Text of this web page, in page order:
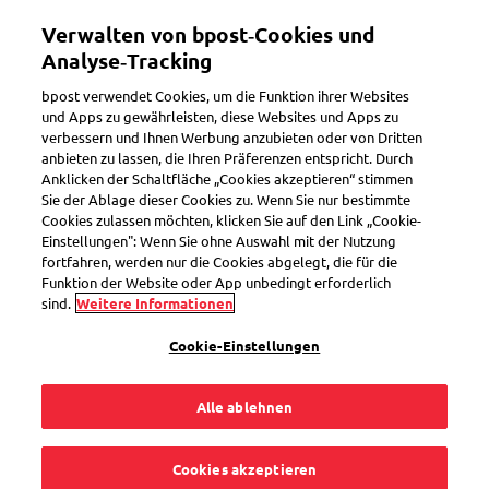
Mein Konto
Suchen
Terug
Briefmarken Belgien
Filter ansehen
Sorteren op
Verwalten von bpost‑Cookies und
Analyse‑Tracking
bpost verwendet Cookies, um die Funktion ihrer Websites
und Apps zu gewährleisten, diese Websites und Apps zu
verbessern und Ihnen Werbung anzubieten oder von Dritten
anbieten zu lassen, die Ihren Präferenzen entspricht. Durch
Anklicken der Schaltfläche „Cookies akzeptieren“ stimmen
Sie der Ablage dieser Cookies zu. Wenn Sie nur bestimmte
Cookies zulassen möchten, klicken Sie auf den Link „Cookie-
Einstellungen": Wenn Sie ohne Auswahl mit der Nutzung
fortfahren, werden nur die Cookies abgelegt, die für die
Funktion der Website oder App unbedingt erforderlich
sind. Weitere Informationen
Cookie-Einstellungen
Alle ablehnen
Cookies akzeptieren